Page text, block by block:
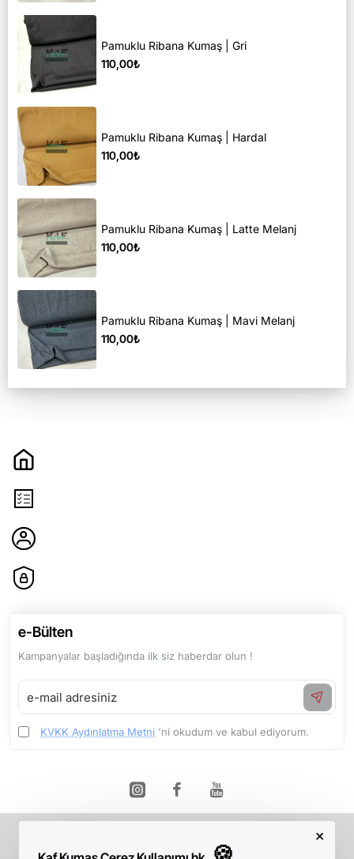
×
Pamuklu Ribana Kumaş | Gri
110,00₺
Pamuklu Ribana Kumaş | Hardal
110,00₺
Pamuklu Ribana Kumaş | Latte Melanj
110,00₺
Pamuklu Ribana Kumaş | Mavi Melanj
110,00₺
e-Bülten
Kampanyalar başladığında ilk siz haberdar olun !
e-
mail
adresiniz
KVKK Aydınlatma Metni 'ni okudum ve kabul ediyorum.